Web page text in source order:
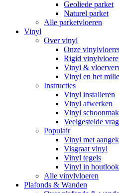
Geoliede parket
Naturel parket
Alle parketvloeren
Vinyl
Over vinyl
Onze
Rigid
Vinyl &
Vinyl en het
Instructies
Vinyl installeren
Vinyl afwerken
Vinyl
Veelgestelde
Populair
Vinyl met
Visgraat vinyl
Vinyl tegels
Vinyl in houtlook
Alle vinylvloeren
Plafonds & Wanden